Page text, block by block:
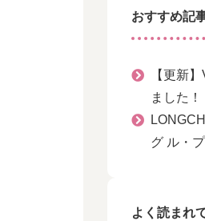
おすすめ記
【更新
ました！
グ ル・
よく読まれ